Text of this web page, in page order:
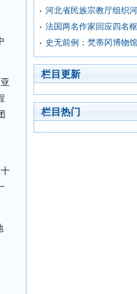
河北省民族宗教厅组织
法国两名作家回应四名
史无前例：梵蒂冈博物
栏目更新
栏目热门